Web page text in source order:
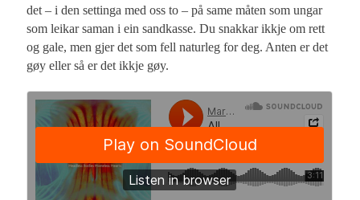
det – i den settinga med oss to – på same måten som ungar
som leikar saman i ein sandkasse. Du snakkar ikkje om rett
og gale, men gjer det som fell naturleg for deg. Anten er det
gøy eller så er det ikkje gøy.